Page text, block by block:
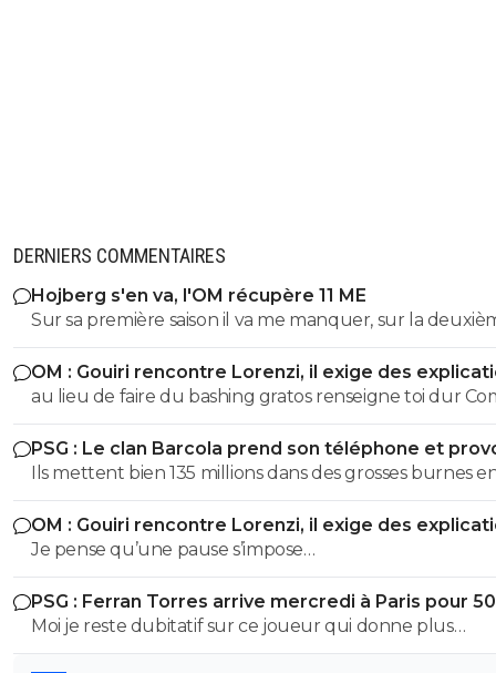
DERNIERS COMMENTAIRES
Hojberg s'en va, l'OM récupère 11 ME
Sur sa première saison il va me manquer, sur la
très peu !
OM : Gouiri rencontre Lorenzi, il exige des
au lieu de faire du bashing gratos renseigne toi dur
c'est le nouveau riche oralien ils vont nouer la cL etc
progresse chaque saison
PSG : Le clan Barcola prend son téléphone et
un séisme
Ils mettent bien 135 millions dans des grosses burnes
donc pourquoi le PSG devrait pas faire pareil ?
OM : Gouiri rencontre Lorenzi, il exige des
Je pense qu’une pause s’impose…
PSG : Ferran Torres arrive mercredi à Paris pour
Moi je reste dubitatif sur ce joueur qui donne plus
l’impression de chasser le contrat le plus juteux, qui n a